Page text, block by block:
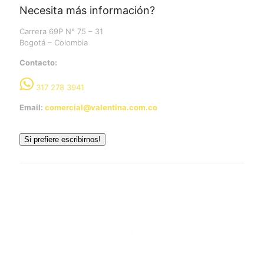
Necesita más información?
Carrera 69P N° 75 – 31
Bogotá – Colombia
Contacto:
317 278 3941
Email: comercial@valentina.com.co